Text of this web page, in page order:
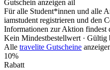
Gutschein anzeigen ail
Für alle Student*innen und alle
iamstudent registrieren und den
Informationen zur Aktion findest
Kein Mindestbestellwert · Gültig
Alle travelite Gutscheine
10%
Rabatt